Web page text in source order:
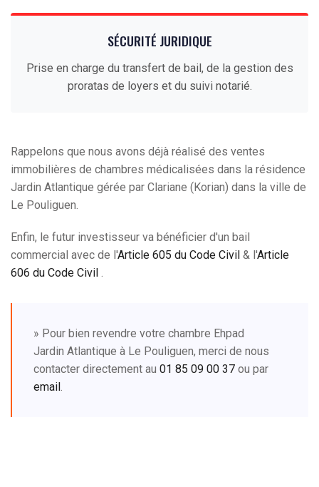
SÉCURITÉ JURIDIQUE
Prise en charge du transfert de bail, de la gestion des
proratas de loyers et du suivi notarié.
Rappelons que nous avons déjà réalisé des ventes
immobilières de chambres médicalisées dans la résidence
Jardin Atlantique gérée par Clariane (Korian) dans la ville de
Le Pouliguen.
Enfin, le futur investisseur va bénéficier d'un bail
commercial avec de l'Article 605 du Code Civil & l'Article
606 du Code Civil .
» Pour bien revendre votre chambre Ehpad
Jardin Atlantique à Le Pouliguen, merci de nous
contacter directement au 01 85 09 00 37 ou par
email.